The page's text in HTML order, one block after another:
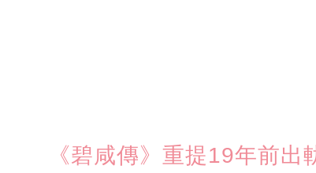
《碧咸傳》重提19年前